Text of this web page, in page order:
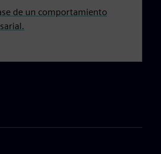
de un comportamiento